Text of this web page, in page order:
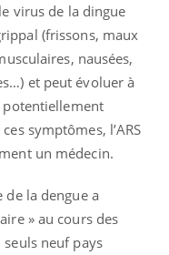
virus de la dingue
(frissons, maux
nausées,
et peut évoluer à
potentiellement
symptômes, l’ARS
un médecin.
de la dengue a
» au cours des
neuf pays